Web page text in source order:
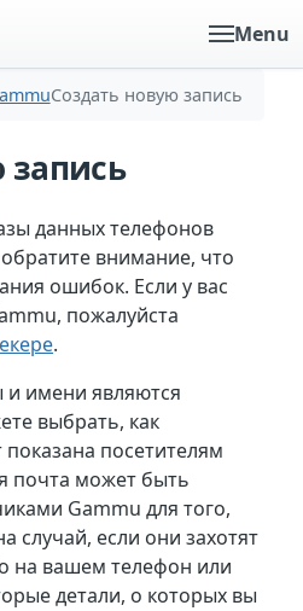
Menu
Создать новую запись
запись
данных телефонов
внимание, что
ошибок. Если у вас
пожалуйста
.
и имени являются
выбрать, как
посетителям
почта может быть
Gammu для того,
случай, если они захотят
на вашем телефон или
детали, о которых вы